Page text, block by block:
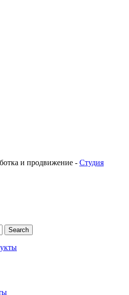
и продвижение - Студия
Search